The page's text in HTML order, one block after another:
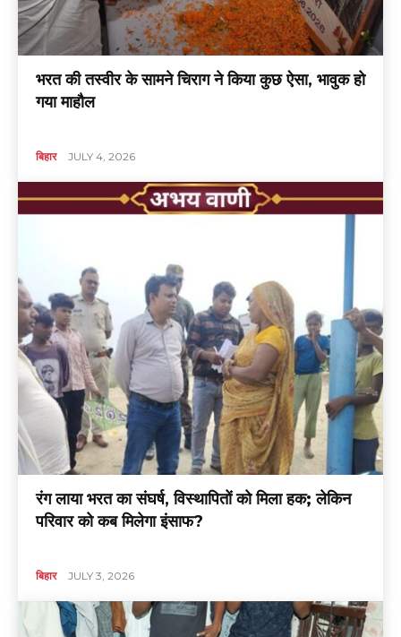
भरत की तस्वीर के सामने चिराग ने किया कुछ ऐसा, भावुक हो
गया माहौल
बिहार JULY 4, 2026
रंग लाया भरत का संघर्ष, विस्थापितों को मिला हक; लेकिन
परिवार को कब मिलेगा इंसाफ?
बिहार JULY 3, 2026